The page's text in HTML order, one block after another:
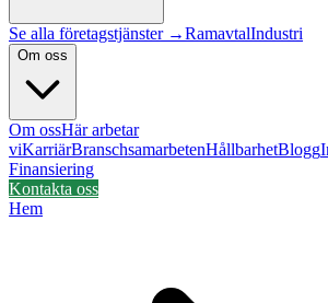
Se alla företagstjänster →RamavtalIndustri
Om oss
Om ossHär arbetar
viKarriärBranschsamarbetenHållbarhetBlogg
Finansiering
Kontakta oss
Hem